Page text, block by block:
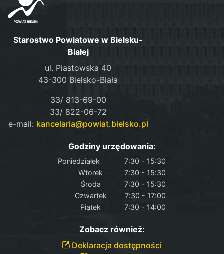
Starostwo Powiatowe w Bielsku-
Białej
ul. Piastowska 40
43-300 Bielsko-Biała
33/ 813-69-00
33/ 822-06-72
e-mail: kancelaria@powiat.bielsko.pl
Godziny urzędowania:
Poniedziałek
7:30 - 15:30
Wtorek
7:30 - 15:30
Środa
7:30 - 15:30
Czwartek
7:30 - 17:00
Piątek
7:30 - 14:00
Zobacz również:
Deklaracja dostępności